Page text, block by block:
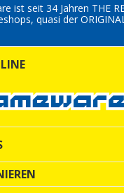
ist seit 34 Jahren THE
quasi der